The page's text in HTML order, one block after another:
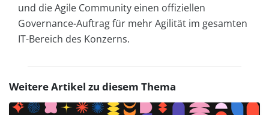
und die Agile Community einen offiziellen
Governance-Auftrag für mehr Agilität im gesamten
IT-Bereich des Konzerns.
Weitere Artikel zu diesem Thema